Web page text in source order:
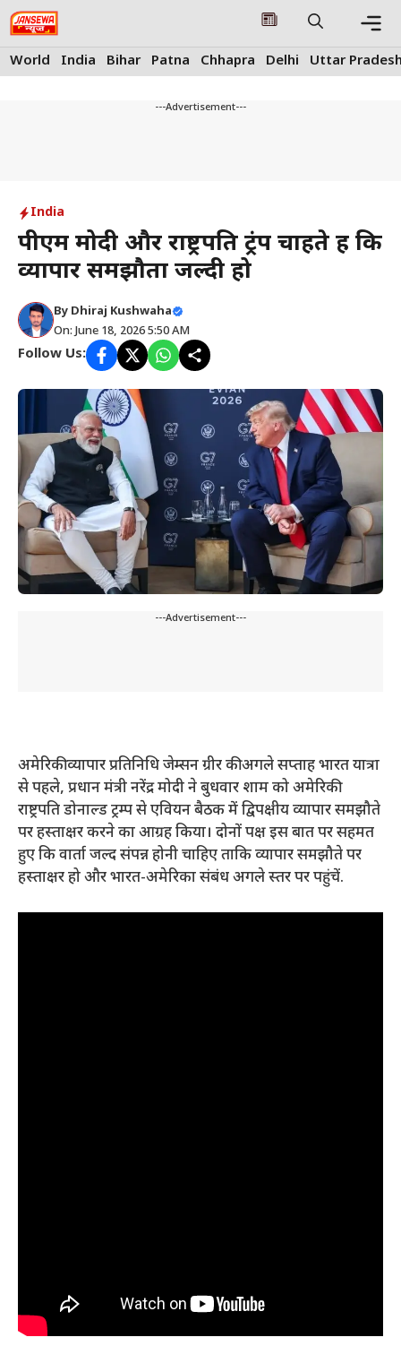
Skip
to
content
World India Bihar Patna Chhapra Delhi Uttar
---Advertisement---
India
पीएम मोदी और राष्ट्रपति ट्रंप चाहते हैं कि
व्यापार समझौता जल्दी हो
By Dhiraj Kushwaha
On: June 18, 2026 5:50 AM
Follow Us:
---Advertisement---
अमेरिकी व्यापार प्रतिनिधि जेम्सन ग्रीर की अगले सप्ताह भारत यात्रा
से पहले, प्रधान मंत्री नरेंद्र मोदी ने बुधवार शाम को अमेरिकी
राष्ट्रपति डोनाल्ड ट्रम्प से एवियन बैठक में द्विपक्षीय व्यापार समझौते
पर हस्ताक्षर करने का आग्रह किया। दोनों पक्ष इस बात पर सहमत
हुए कि वार्ता जल्द संपन्न होनी चाहिए ताकि व्यापार समझौते पर
हस्ताक्षर हो और भारत-अमेरिका संबंध अगले स्तर पर पहुंचें.